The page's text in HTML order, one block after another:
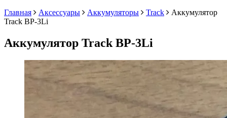
Главная
Аксессуары Аккумуляторы Track
Аккумулятор
Track BP-3Li
Аккумулятор Track BP-3Li